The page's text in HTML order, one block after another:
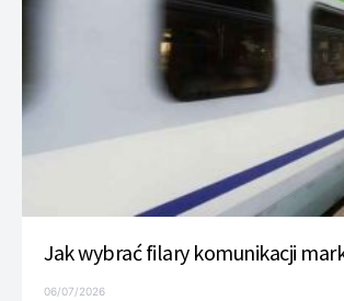
Jak wybrać filary komunikacji
06/07/2026